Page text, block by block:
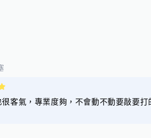
客氣，專業度夠，不會動不動要敲要